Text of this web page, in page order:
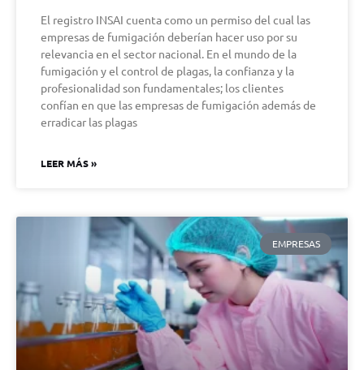
El registro INSAI cuenta como un permiso del cual las
empresas de fumigación deberían hacer uso por su
relevancia en el sector nacional. En el mundo de la
fumigación y el control de plagas, la confianza y la
profesionalidad son fundamentales; los clientes
confían en que las empresas de fumigación además de
erradicar las plagas
LEER MÁS »
EMPRESAS